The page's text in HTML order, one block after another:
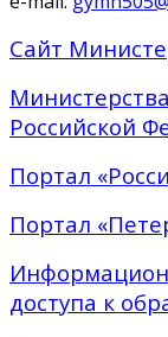
Сайт
Российской
Портал
Портал
доступа к